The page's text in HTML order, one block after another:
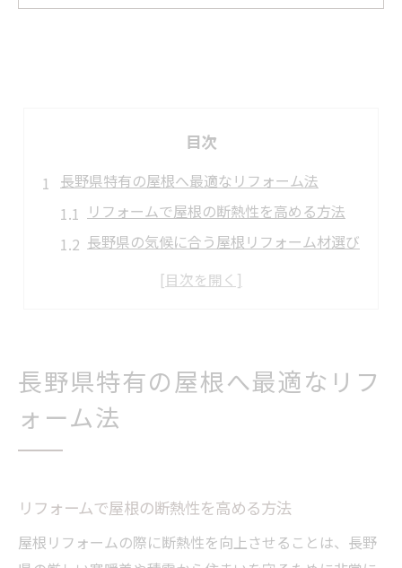
目次
長野県特有の屋根へ最適なリフォーム法
リフォームで屋根の断熱性を高める方法
長野県の気候に合う屋根リフォーム材選び
リフォーム前に知る屋根の劣化サイン
リフォームで家の耐久性が向上する理由
屋根リフォームが防水・断熱に与える効果
住環境に適したリフォーム方法の選び方
気候対策なら長野県の屋根リフォーム
長野県特有の屋根へ最適なリフ
ォーム法
リフォームで屋根の断熱性を高める方法
屋根リフォームの際に断熱性を向上させることは、長野